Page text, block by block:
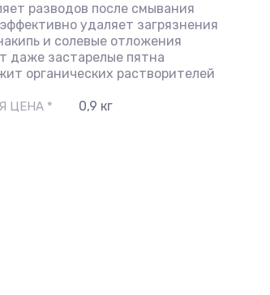
разводов после смывания
удаляет загрязнения
и солевые отложения
даже застарелые пятна
органических растворителей
ЦЕНА * 0,9 кг